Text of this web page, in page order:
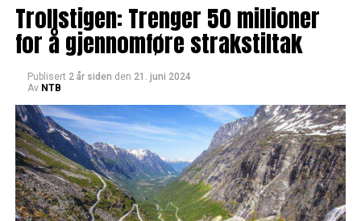
Trollstigen: Trenger 50 millioner
for å gjennomføre strakstiltak
Publisert 2 år siden den 21. juni 2024
Av NTB